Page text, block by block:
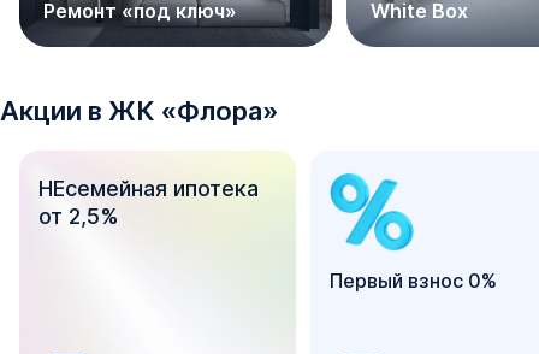
- Наземные многоуровневые парковки
- Уникальная благоустроенная, закрытая, современная
- Круглосуточное видеонаблюдение
- Детские площадки
- Зоны для отдыха
- Колясочные
- Новый формат эргономичных планировочных решений
Ремонт «под ключ» White Box
Акции в ЖК «Флора»
НЕсемейная ипотека
от 2,5%
Первый взнос 0%